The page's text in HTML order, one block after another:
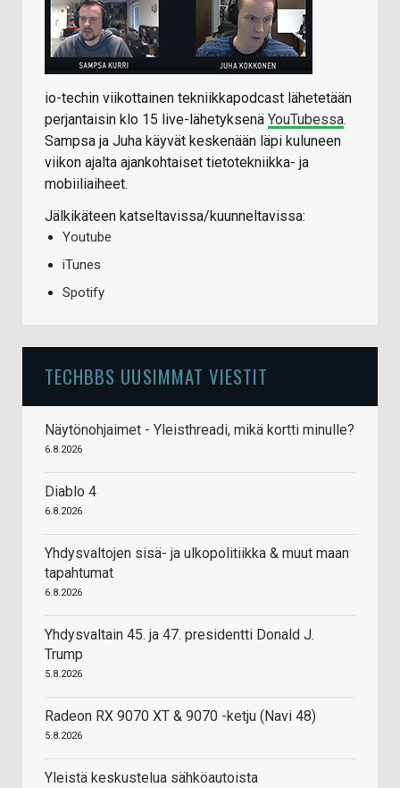
io-techin viikottainen tekniikkapodcast lähetetään
perjantaisin klo 15 live-lähetyksenä YouTubessa.
Sampsa ja Juha käyvät keskenään läpi kuluneen
viikon ajalta ajankohtaiset tietotekniikka- ja
mobiiliaiheet.
Jälkikäteen katseltavissa/kuunneltavissa:
Youtube
iTunes
Spotify
TECHBBS UUSIMMAT VIESTIT
Näytönohjaimet - Yleisthreadi, mikä kortti minulle?
6.8.2026
Diablo 4
6.8.2026
Yhdysvaltojen sisä- ja ulkopolitiikka & muut maan
tapahtumat
6.8.2026
Yhdysvaltain 45. ja 47. presidentti Donald J.
Trump
5.8.2026
Radeon RX 9070 XT & 9070 -ketju (Navi 48)
5.8.2026
Yleistä keskustelua sähköautoista